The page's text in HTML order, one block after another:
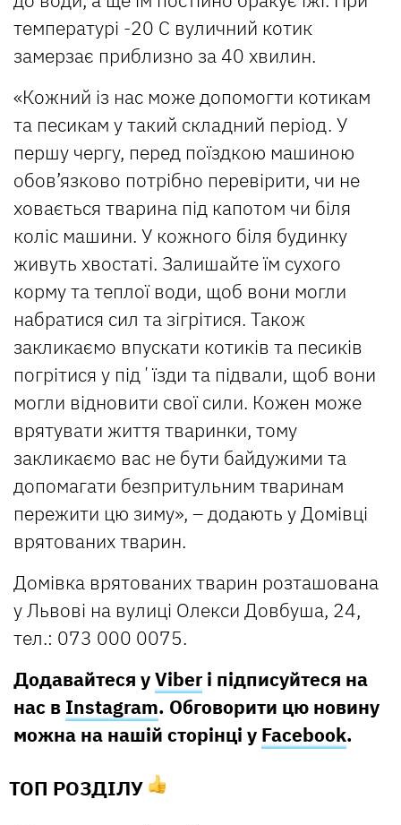
температурі -20 С вуличний котик
замерзає приблизно за 40 хвилин.
«Кожний із нас може допомогти котикам
та песикам у такий складний період. У
першу чергу, перед поїздкою машиною
обов’язково потрібно перевірити, чи не
ховається тварина під капотом чи біля
коліс машини. У кожного біля будинку
живуть хвостаті. Залишайте їм сухого
корму та теплої води, щоб вони могли
набратися сил та зігрітися. Також
закликаємо впускати котиків та песиків
погрітися у підʼїзди та підвали, щоб вони
могли відновити свої сили. Кожен може
врятувати життя тваринки, тому
закликаємо вас не бути байдужими та
допомагати безпритульним тваринам
пережити цю зиму», – додають у Домівці
врятованих тварин.
Домівка врятованих тварин розташована
у Львові на вулиці Олекси Довбуша, 24,
тел.: 073 000 0075.
Додавайтеся уViber і підписуйтеся на
нас в Instagram. Обговорити цю новину
можна на нашій сторінці у Facebook.
ТОП РОЗДІЛУ